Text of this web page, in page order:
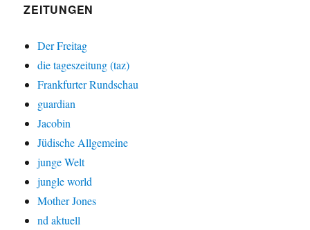
ZEITUNGEN
Der Freitag
die tageszeitung (taz)
Frankfurter Rundschau
guardian
Jacobin
Jüdische Allgemeine
junge Welt
jungle world
Mother Jones
nd aktuell